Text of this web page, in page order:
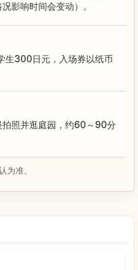
影响时间会变动）。
生300日元，入场券以纸币
照并逛庭园，约60～90分
为准。